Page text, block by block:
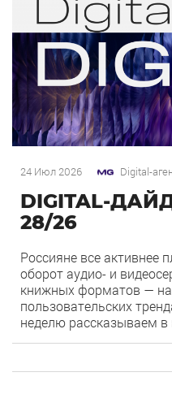
24 Июл 2026 Digital-
DIGITAL-
28/26
Россияне все активнее
оборот аудио- и
книжных форматов — на
пользовательских
неделю
сети Яндекса.
формат Overlay,